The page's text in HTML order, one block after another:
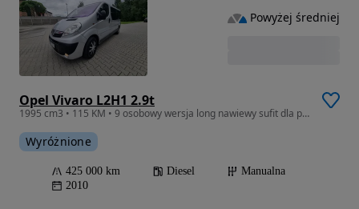
Opel Vivaro L2H1 2.9t
1995 cm3 • 115 KM • 9 osobowy wersja long nawiewy sufit dla pasażerów serwisowanyBdb stan
Wyróżnione
425 000 km Diesel
Manualna
2010
Powyżej średniej